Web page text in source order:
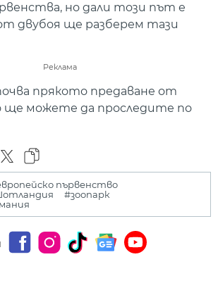
но дали този път е
двубоя ще разберем тази
Реклама
прякото предаване от
ще можете да проследите по
първенство
#зоопарк